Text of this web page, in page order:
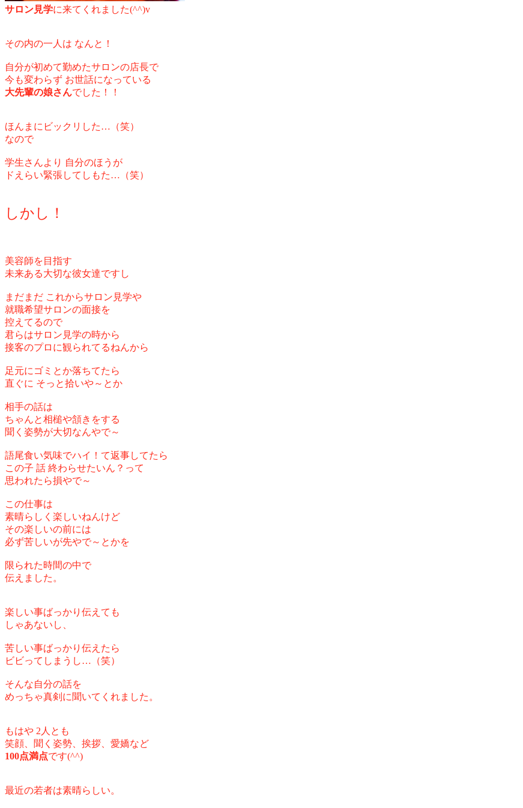
サロン見学に来てくれました(^^)v
その内の一人は なんと！
自分が初めて勤めたサロンの店長で
今も変わらず お世話になっている
大先輩の娘さんでした！！
ほんまにビックリした…（笑）
なので
学生さんより 自分のほうが
ドえらい緊張してしもた…（笑）
しかし！
美容師を目指す
未来ある大切な彼女達ですし
まだまだ これからサロン見学や
就職希望サロンの面接を
控えてるので
君らはサロン見学の時から
接客のプロに観られてるねんから
足元にゴミとか落ちてたら
直ぐに そっと拾いや～とか
相手の話は
ちゃんと相槌や頷きをする
聞く姿勢が大切なんやで～
語尾食い気味でハイ！て返事してたら
この子 話 終わらせたいん？って
思われたら損やで～
この仕事は
素晴らしく楽しいねんけど
その楽しいの前には
必ず苦しいが先やで～とかを
限られた時間の中で
伝えました。
楽しい事ばっかり伝えても
しゃあないし、
苦しい事ばっかり伝えたら
ビビってしまうし…（笑）
そんな自分の話を
めっちゃ真剣に聞いてくれました。
もはや 2人とも
笑顔、聞く姿勢、挨拶、愛嬌など
100点満点です(^^)
最近の若者は素晴らしい。